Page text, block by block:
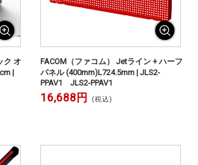
ク オ
|
FACOM（ファコム） Jetライン + ハーフ
パネル (400mm)L724.5mm | JLS2-
PPAV1 JLS2-PPAV1
16,688円 (税込)